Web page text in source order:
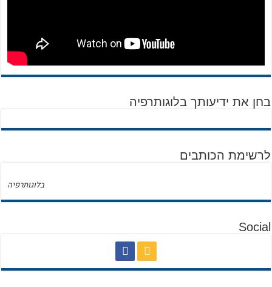
בחן את ידיעותך בלוגותרפיה
לרשימת הכותבים
בלוגותרפיה
Social